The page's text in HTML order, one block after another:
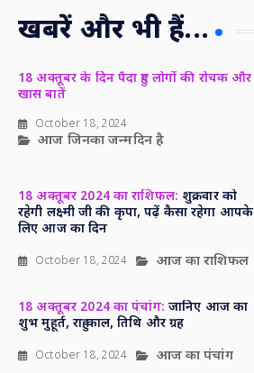
खबरें और भी हैं...
18 अक्तूबर के दिन पैदा हुए लोगों की रोचक और
खास बातें
October 18, 2024
आज जिनका जन्मदिन है
18 अक्तूबर 2024 का राशिफल: शुक्रवार को
रहेगी लक्ष्मी जी की कृपा, पढ़ें कैसा रहेगा आपके
लिए आज का दिन
October 18, 2024 आज का राशिफल
18 अक्तूबर 2024 का पंचांग: जानिए आज का
शुभ मुहूर्त, राहु काल, तिथि और ग्रह
October 18, 2024 आज का पंचांग